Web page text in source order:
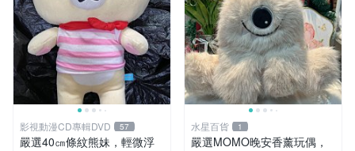
影視動漫CD專輯DVD 57
嚴選40㎝條紋熊妹，輕微浮
水星百貨 1
嚴選MOMO晚安香薰玩偶，